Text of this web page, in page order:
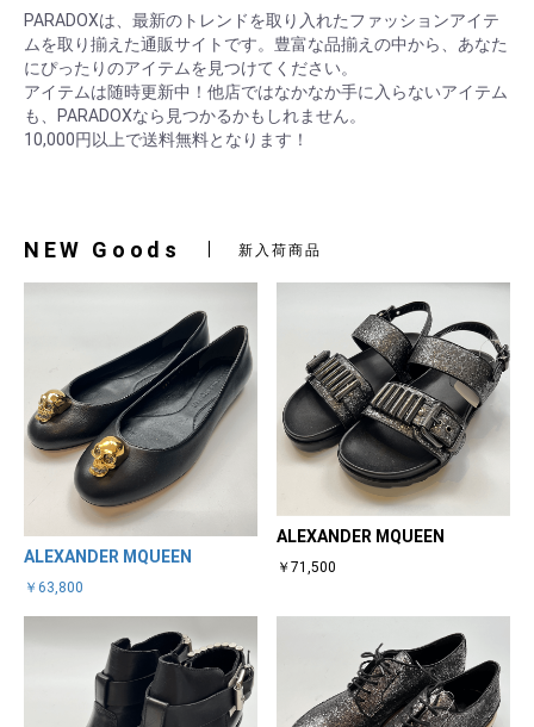
PARADOXは、最新のトレンドを取り入れたファッションアイテ
ムを取り揃えた通販サイトです。豊富な品揃えの中から、あなた
にぴったりのアイテムを見つけてください。
アイテムは随時更新中！他店ではなかなか手に入らないアイテム
も、PARADOXなら見つかるかもしれません。
10,000円以上で送料無料となります！
NEW Goods 新入荷商品
ALEXANDER MQUEEN
￥63,800
ALEXANDER MQUEEN
￥71,500